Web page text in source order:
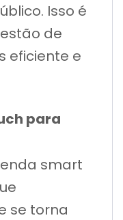
Isso é
de
eficiente e
para
smart
se torna